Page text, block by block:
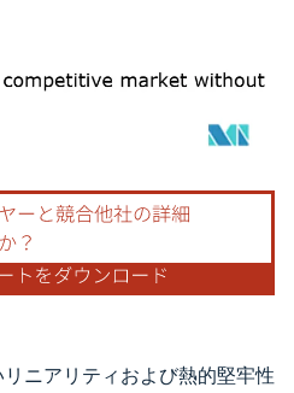
はCC BY 4.0の表示が必要です。
ニアリティおよび熱的堅牢性